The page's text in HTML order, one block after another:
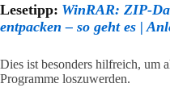
Lesetipp: WinRAR: ZIP-
entpacken – so geht es |
Dies ist besonders hilfreich, um
Programme loszuwerden.